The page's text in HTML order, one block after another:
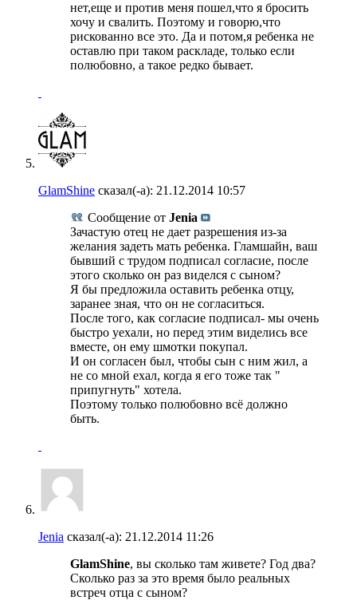
нет,еще и против меня пошел,что я бросить
хочу и свалить. Поэтому и говорю,что
рискованно все это. Да и потом,я ребенка не
оставлю при таком раскладе, только если
полюбовно, а такое редко бывает.
GlamShine сказал(-а): 21.12.2014 10:57
Сообщение от Jenia
Зачастую отец не дает разрешения из-за
желания задеть мать ребенка. Гламшайн, ваш
бывший с трудом подписал согласие, после
этого сколько он раз виделся с сыном?
Я бы предложила оставить ребенка отцу,
заранее зная, что он не согласиться.
После того, как согласие подписал- мы очень
быстро уехали, но перед этим виделись все
вместе, он ему шмотки покупал.
И он согласен был, чтобы сын с ним жил, а
не со мной ехал, когда я его тоже так "
припугнуть" хотела.
Поэтому только полюбовно всё должно
быть.
Jenia сказал(-а): 21.12.2014 11:26
GlamShine, вы сколько там живете? Год два?
Сколько раз за это время было реальных
встреч отца с сыном?